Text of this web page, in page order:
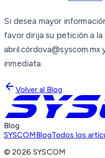
Si desea mayor
favor dirija su petición a la
abril.córdova@syscom.mx
inmediata.
Volver al Blog
Blog
SYSCOMBlogTodos los
©2026 SYSCOM